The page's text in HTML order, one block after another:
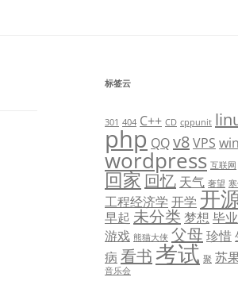
标签云
301 404 C++ CD cppunit
php QQv8VPS
wordpress 互联网
回家 回忆 天气 奢望
工程经济学 开学 开
早起 未分类 梦想 毕业
游戏 熊猫大侠 父母珍惜
病 看书 考试 聚 苏
音乐会